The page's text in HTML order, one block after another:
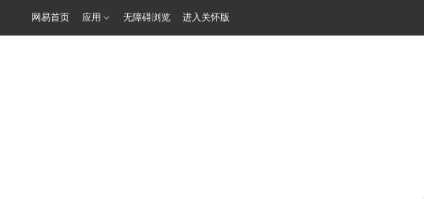
网易首页 应用 无障碍浏览 进入关怀版